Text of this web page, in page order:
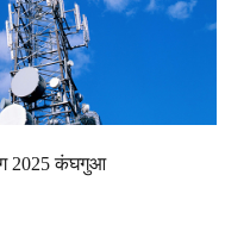
2025 कंघगुआ